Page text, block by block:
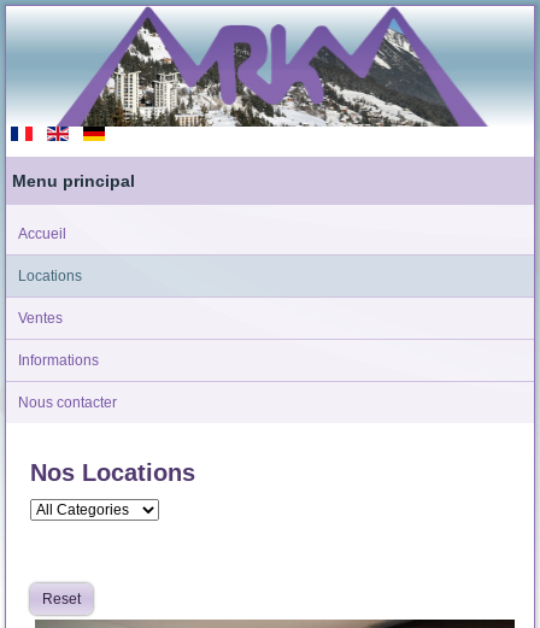
Menu principal
Accueil
Locations
Ventes
Informations
Nous contacter
Nos Locations
Reset